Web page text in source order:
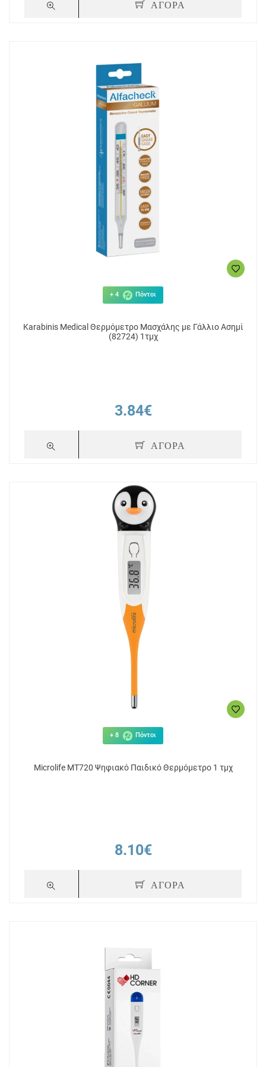
ΑΓΟΡΑ
+ 4 Πόντοι
Karabinis Medical Θερμόμετρο Μασχάλης με Γάλλιο Ασημί
(82724) 1τμχ
3.84€
ΑΓΟΡΑ
+ 8 Πόντοι
Microlife ΜΤ720 Ψηφιακό Παιδικό Θερμόμετρο 1 τμχ
8.10€
ΑΓΟΡΑ